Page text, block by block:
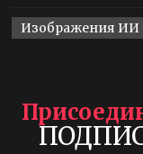
Изображения ИИ